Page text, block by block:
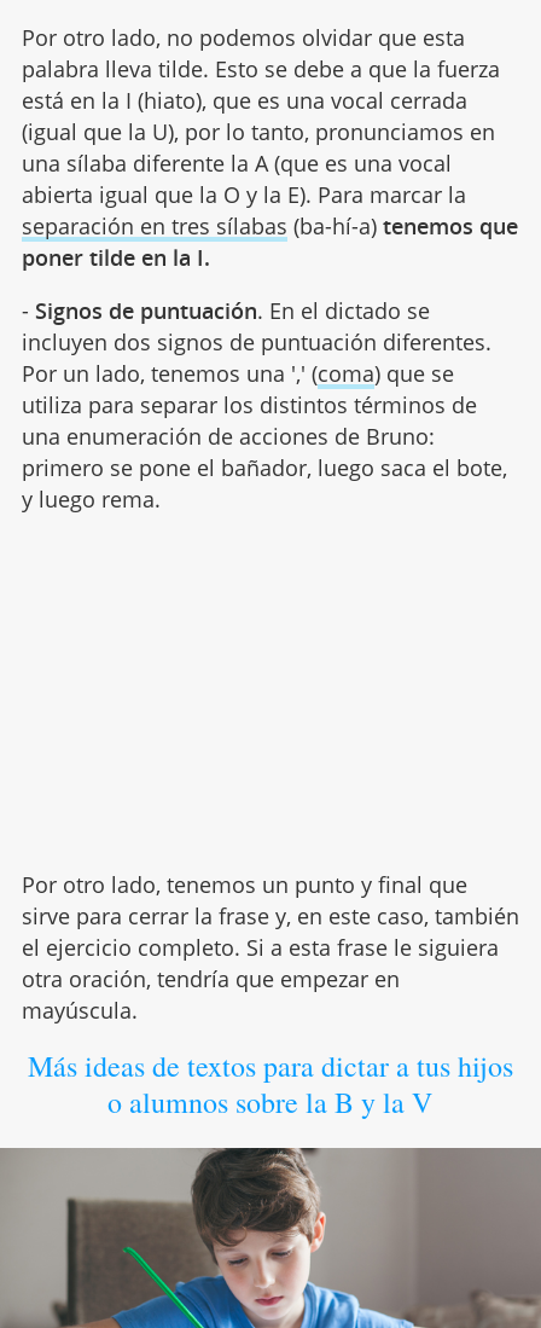
Por otro lado, no podemos olvidar que esta
palabra lleva tilde. Esto se debe a que la fuerza
está en la I (hiato), que es una vocal cerrada
(igual que la U), por lo tanto, pronunciamos en
una sílaba diferente la A (que es una vocal
abierta igual que la O y la E). Para marcar la
separación en tres sílabas (ba-hí-a)tenemos que
poner tilde en la I.
- Signos de puntuación. En el dictado se
incluyen dos signos de puntuación diferentes.
Por un lado, tenemos una ',' (coma) que se
utiliza para separar los distintos términos de
una enumeración de acciones de Bruno:
primero se pone el bañador, luego saca el bote,
y luego rema.
Por otro lado, tenemos un punto y final que
sirve para cerrar la frase y, en este caso, también
el ejercicio completo. Si a esta frase le siguiera
otra oración, tendría que empezar en
mayúscula.
Más ideas de textos para dictar a tus hijos
o alumnos sobre la B y la V